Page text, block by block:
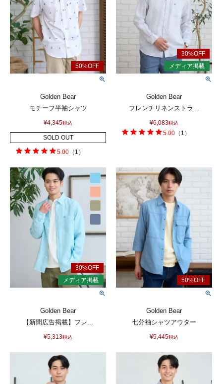
Golden Bear
モチーフ半袖シャツ
¥4,345税込
SOLD OUT
5.00 （ 1 ）
Golden Bear
フレンチリネンストラ...
¥6,083税込
5.00 （ 1 ）
Golden Bear
【新聞広告掲載】フレ...
¥5,313税込
Golden Bear
七分袖シャツアウター
¥5,445税込